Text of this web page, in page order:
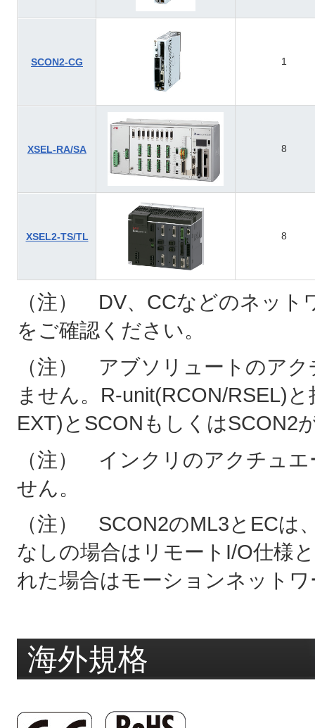
SCON2-CG 1
XSEL-RA/SA 8
XSEL2-TS/TL 8
（注） DV、CCなどのネット
をご確認ください。
（注） アブソリュートのア
ません。R-unit(RCON/RSEL)
EXT)とSCONもしくはSCON2
（注） インクリのアクチュ
せん。
（注） SCON2のML3とECは
なしの場合はリモートI/O仕様
れた場合はモーションネット
海外規格